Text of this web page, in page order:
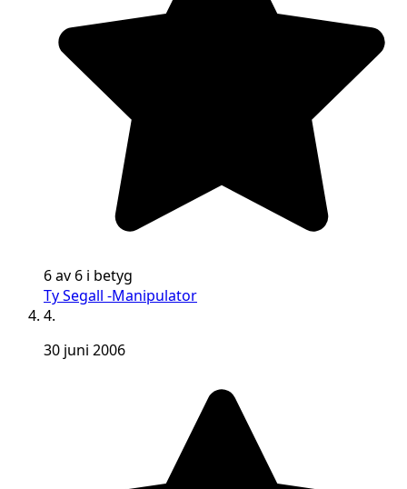
6 av 6 i betyg
Ty Segall -Manipulator
4.
30 juni 2006